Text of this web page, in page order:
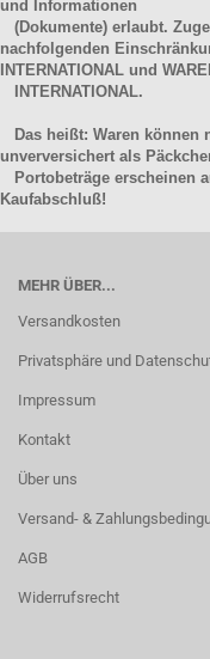
und Informationen
(Dokumente) erlaubt.
nachfolgenden
INTERNATIONAL und
INTERNATIONAL.
Das heißt: Waren können
unverversichert als
Portobeträge erscheinen
Kaufabschluß!
MEHR ÜBER...
Versandkosten
Privatsphäre und
Impressum
Kontakt
Über uns
Versand- &
AGB
Widerrufsrecht